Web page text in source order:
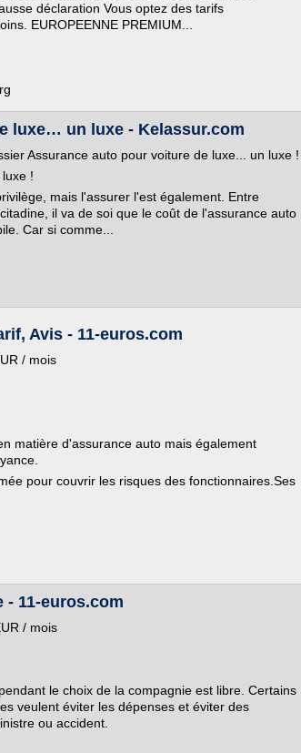
déclaration Vous optez des tarifs
EUROPEENNE PREMIUM...
luxe… un luxe - Kelassur.com
Assurance auto pour voiture de luxe... un luxe !
!
mais l'assurer l'est également. Entre
il va de soi que le coût de l'assurance auto
Car si comme...
Avis - 11-euros.com
/ mois
matière d'assurance auto mais également
pour couvrir les risques des fonctionnaires.Ses
11-euros.com
/ mois
le choix de la compagnie est libre. Certains
veulent éviter les dépenses et éviter des
ou accident.